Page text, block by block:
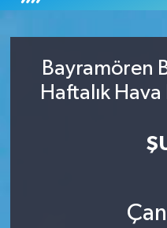
Bayramören
Haftalık
Tüm Manşetler